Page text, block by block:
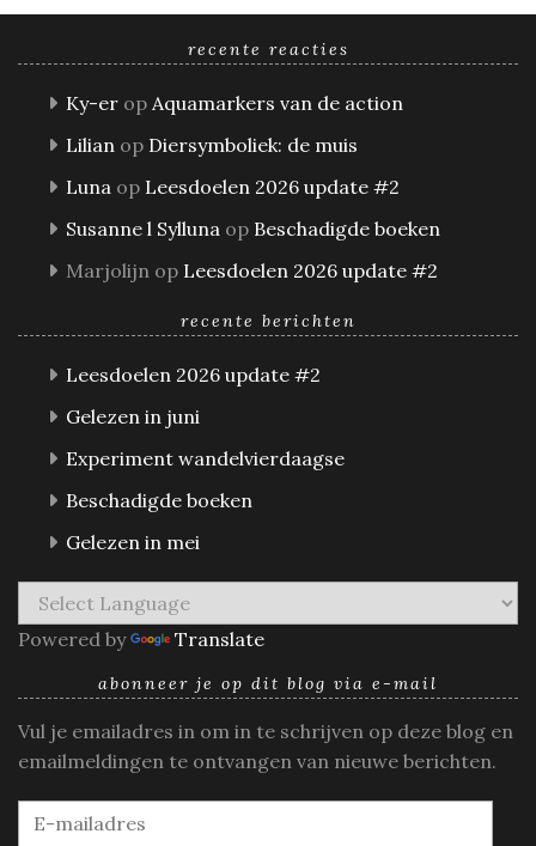
recente reacties
Ky-er op Aquamarkers van de action
Lilian op Diersymboliek: de muis
Luna op Leesdoelen 2026 update #2
Susanne l Sylluna op Beschadigde boeken
Marjolijn op Leesdoelen 2026 update #2
recente berichten
Leesdoelen 2026 update #2
Gelezen in juni
Experiment wandelvierdaagse
Beschadigde boeken
Gelezen in mei
Powered by Translate
abonneer je op dit blog via e-mail
Vul je emailadres in om in te schrijven op deze blog en
emailmeldingen te ontvangen van nieuwe berichten.
E-